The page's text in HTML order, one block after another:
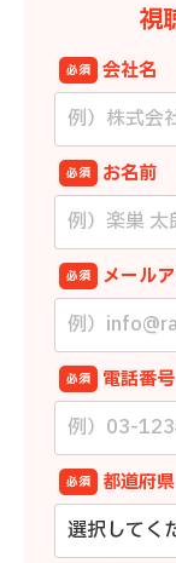
視
会社名
必須
お名前
必須
メール
必須
電話番
必須
都道府県
必須